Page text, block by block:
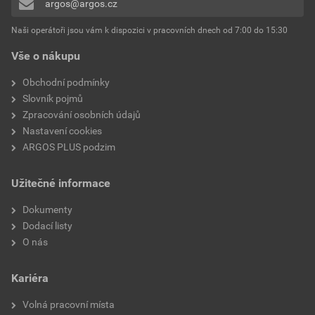
Ochrana povrchu Neošetřené
Typ montáže
Krytí (IP)
Zachování funkce
Montáž pod vodou
Montáž do půdy
Verze testovaná na výbuch
Průhledný kryt
Upevnění krytu
Přidávat hodnocení může pouze přihlášený uživatel.
Vše o nákupu
Obchodní podmínky
Slovník pojmů
Zpracování osobních údajů
Nastavení cookies
ARGOS PLUS podzim
Užitečné informace
Dokumenty
Dodací listy
O nás
Kariéra
Volná pracovní místa
argos@argos.cz
Naši operátoři jsou vám k dispozici v pracovních dnech od 7:00 do 15:30